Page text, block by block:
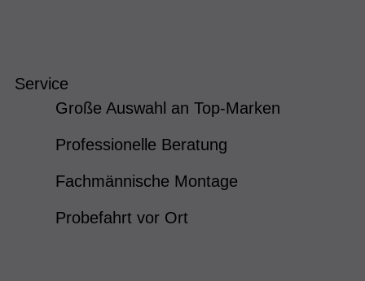
Service
Große Auswahl an Top-Marken
Professionelle Beratung
Fachmännische Montage
Probefahrt vor Ort